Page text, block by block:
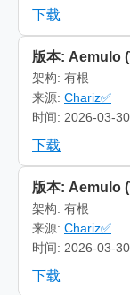
下载
版本: Aemulo
架构: 有根
来源: Chariz✅
时间: 2026-03-
下载
版本: Aemulo
架构: 有根
来源: Chariz✅
时间: 2026-03-
下载